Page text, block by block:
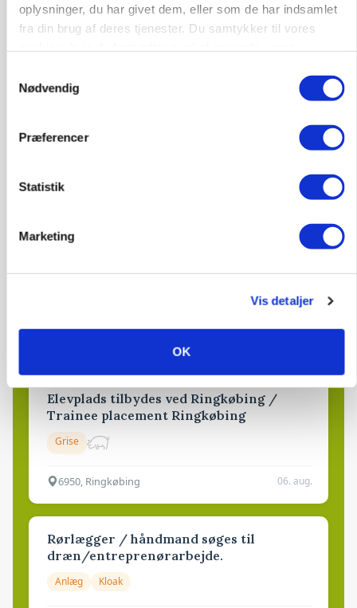
oplysninger, du har givet dem, eller som de har indsamlet
fra din brug af deres tjenester. Du samtykker til vores
Nødvendig
Præferencer
Statistik
Marketing
Vis detaljer
OK
Slagtegrise
Klimastald
10. aug.
Elevplads tilbydes ved Ringkøbing /
Trainee placement Ringkøbing
Grise
6950, Ringkøbing 06. aug.
Rørlægger / håndmand søges til
dræn/entreprenørarbejde.
Anlæg Kloak